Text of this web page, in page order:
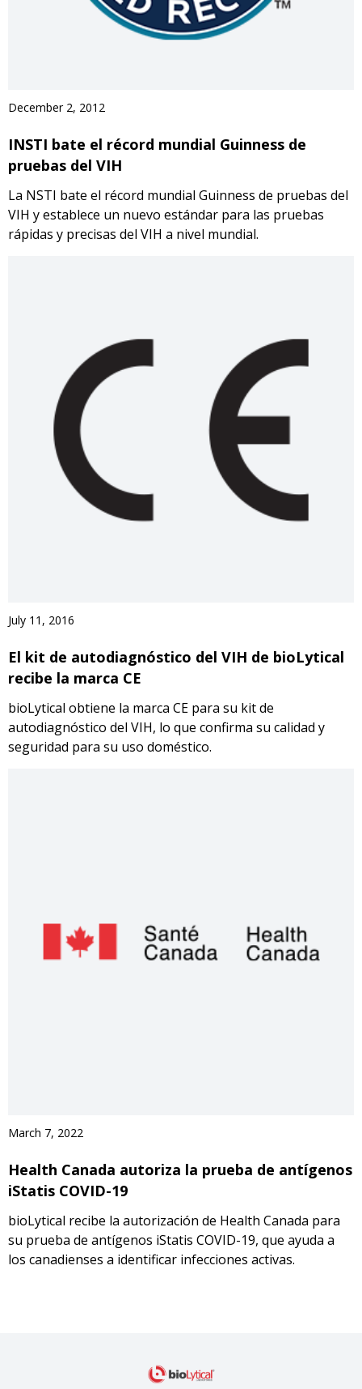
December 2, 2012
INSTI bate el récord mundial Guinness de
pruebas del VIH
La NSTI bate el récord mundial Guinness de pruebas del
VIH y establece un nuevo estándar para las pruebas
rápidas y precisas del VIH a nivel mundial.
July 11, 2016
El kit de autodiagnóstico del VIH de bioLytical
recibe la marca CE
bioLytical obtiene la marca CE para su kit de
autodiagnóstico del VIH, lo que confirma su calidad y
seguridad para su uso doméstico.
March 7, 2022
Health Canada autoriza la prueba de antígenos
iStatis COVID-19
bioLytical recibe la autorización de Health Canada para
su prueba de antígenos iStatis COVID-19, que ayuda a
los canadienses a identificar infecciones activas.